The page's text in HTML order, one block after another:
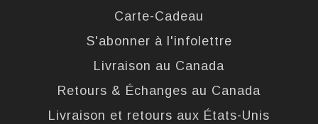
Carte-Cadeau
S'abonner à l'infolettre
Livraison au Canada
Retours & Échanges au Canada
Livraison et retours aux États-Unis